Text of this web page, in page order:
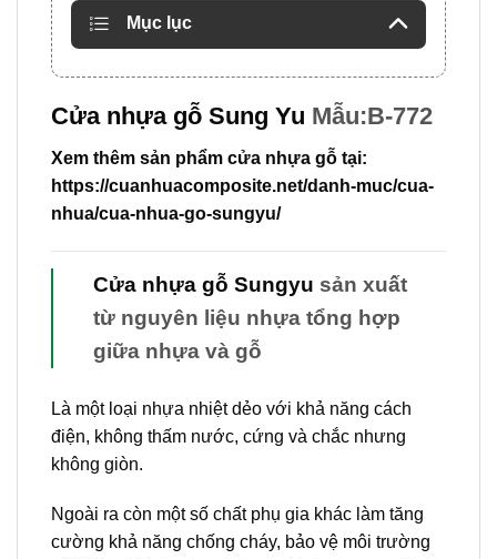
Mục lục
Cửa nhựa gỗ Sung Yu Mẫu:B-772
Xem thêm sản phẩm cửa nhựa gỗ tại:
https://cuanhuacomposite.net/danh-muc/cua-
nhua/cua-nhua-go-sungyu/
Cửa nhựa gỗ Sungyu sản xuất
từ nguyên liệu nhựa tổng hợp
giữa nhựa và gỗ
Là một loại nhựa nhiệt dẻo với khả năng cách
điện, không thấm nước, cứng và chắc nhưng
không giòn.
Ngoài ra còn một số chất phụ gia khác làm tăng
cường khả năng chống cháy, bảo vệ môi trường